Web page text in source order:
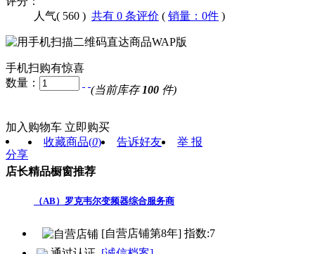
人气( 560 ) 共有 0 条评价 ( 销量：0件 )
手机扫购有惊喜
数量：
(当前库存 100 件)
加入购物车 立即购买
分享
收藏商品(0) 告诉好友 举 报
店长精品橱窗推荐
（AB）罗克韦尔变频器综合服务商
[自营店铺第8年] 指数:7